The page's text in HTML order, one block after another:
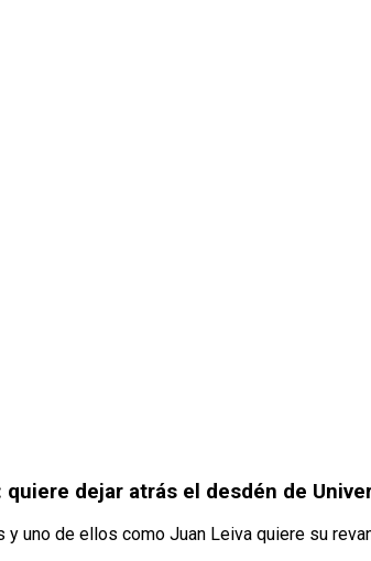
quiere dejar atrás el desdén de
uno de ellos como Juan Leiva quiere su